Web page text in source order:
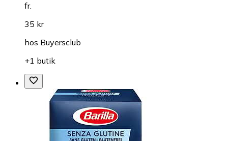
fr.
35 kr
hos Buyersclub
+1 butik